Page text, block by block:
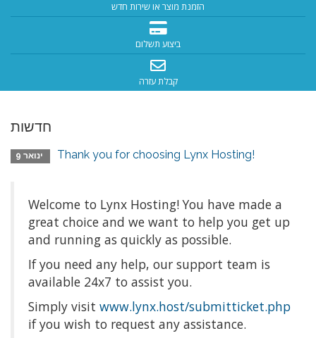
הזמנת מוצר או שירות חדש
ביצוע תשלום
קבלת עזרה
חדשות
Thank you for choosing Lynx Hosting!
Welcome to Lynx Hosting! You have made a
great choice and we want to help you get up
and running as quickly as possible.
If you need any help, our support team is
available 24x7 to assist you.
Simply visit www.lynx.host/submitticket.php
if you wish to request any assistance.